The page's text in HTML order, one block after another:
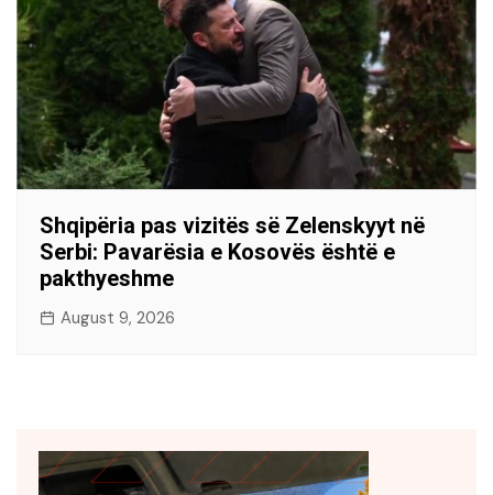
Shqipëria pas vizitës së Zelenskyyt në
Serbi: Pavarësia e Kosovës është e
pakthyeshme
August 9, 2026